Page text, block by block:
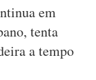
em
tenta
a tempo